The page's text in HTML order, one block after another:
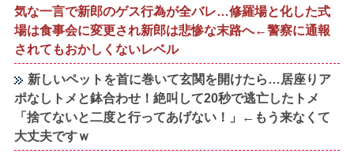
気な一言で新郎のゲス行為が全バレ…修羅場と化した式
場は食事会に変更され新郎は悲惨な末路へ←警察に通報
されてもおかしくないレベル
新しいペットを首に巻いて玄関を開けたら…居座りア
ポなしトメと鉢合わせ！絶叫して20秒で逃亡したトメ
「捨てないと二度と行ってあげない！」←もう来なくて
大丈夫ですｗ